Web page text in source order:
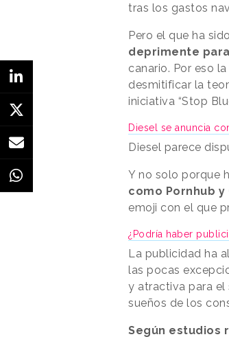
tras los gastos
Pero el que ha
deprimente
canario. Por eso
desmitificar la
iniciativa “Stop
Diesel se anuncia
Diesel parece
Y no solo porque
como Pornhub y
emoji con el que
¿Podría haber
La publicidad ha
las pocas
y atractiva para el
sueños de los
Según estudios